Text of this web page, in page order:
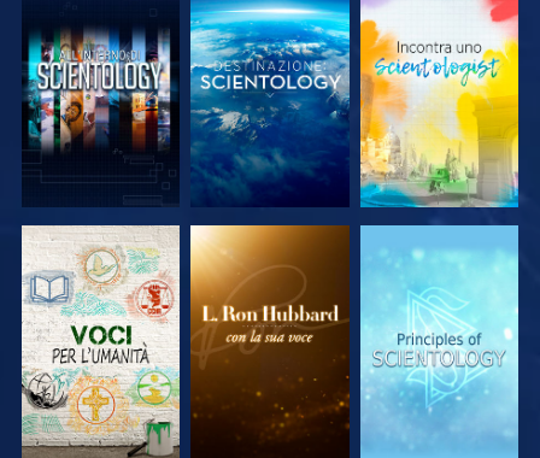
ESPLORA LE
SERIE
ESPLORA LE
SERIE
ESPLORA LE
SERIE